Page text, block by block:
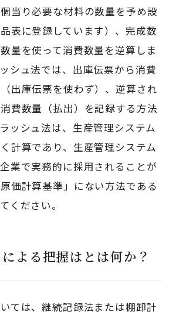
当り必要な材料の数量を予め設
表に登録しています）、完成数
量を使って消費数量を逆算しま
シュ法では、出庫伝票から消費
出庫伝票を使わず）、逆算され
費数量（払出）を記録する方法
ッシュ法は、生産管理システム
計算であり、生産管理システム
業で実務的に採用されることが
価計算基準」にない方法である
ください。
よる把握はとは何か？
ては、継続記録法または棚卸計